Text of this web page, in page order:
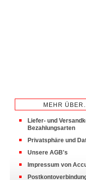
MEHR
Liefer- und
Bezahlungsarten
Privatsphäre und
Unsere AGB's
Impressum von